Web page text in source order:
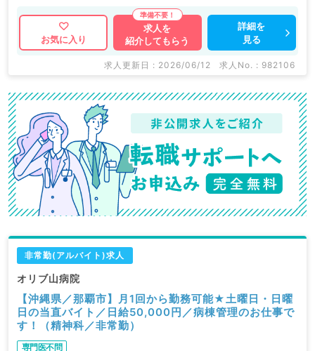
お気に入り
求人を
紹介してもらう
詳細を
見る
求人更新日 : 2026/06/12 求人No. : 982106
非常勤(アルバイト)求人
オリブ山病院
【沖縄県／那覇市】月1回から勤務可能★土曜日・日曜
日の当直バイト／日給50,000円／病棟管理のお仕事で
す！（精神科／非常勤）
専門医不問